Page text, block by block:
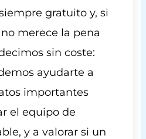
gratuito y, si
merece la pena
sin coste:
ayudarte a
importantes
el equipo de
y a valorar si un